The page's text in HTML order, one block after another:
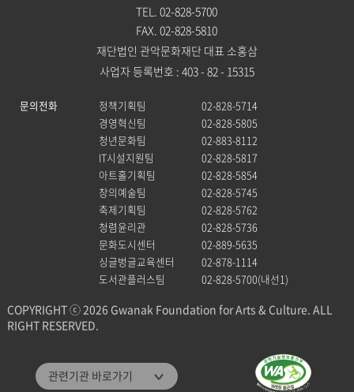
관련기관 바로가기
관악문화재단
TEL. 02-828-5700
FAX. 02-828-5810
재단법인 관악문화재단 대표 소홍삼
사업자 등록번호 : 403 - 82 - 15315
문의전화 정책기획팀
02-828-5714
경영혁신팀
02-828-5805
청년문화팀
02-883-8112
IT시설지원팀
02-828-5817
아트홀기획팀
02-828-5854
창의예술팀
02-828-5745
축제기획팀
02-828-5762
청렴윤리관
02-828-5736
문화도시센터
02-889-5635
싱글벙글교육센터
02-878-1114
도서관플러스팀
02-828-5700(내선1)
COPYRIGHT ⓒ 2026 Gwanak Foundation for Arts & Culture. ALL
RIGHT RESERVED.